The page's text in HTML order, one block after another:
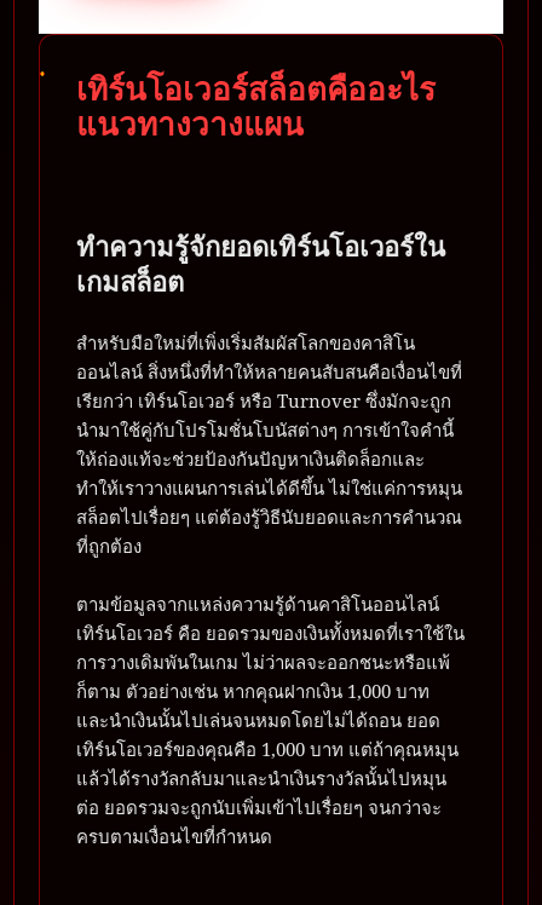
เทิร์นโอเวอร์สล็อตคืออะไร
แนวทางวางแผน
ทำความรู้จักยอดเทิร์นโอเวอร์ใน
เกมสล็อต
สำหรับมือใหม่ที่เพิ่งเริ่มสัมผัสโลกของคาสิโน
ออนไลน์ สิ่งหนึ่งที่ทำให้หลายคนสับสนคือเงื่อนไขที่
เรียกว่า เทิร์นโอเวอร์ หรือ Turnover ซึ่งมักจะถูก
นำมาใช้คู่กับโปรโมชั่นโบนัสต่างๆ การเข้าใจคำนี้
ให้ถ่องแท้จะช่วยป้องกันปัญหาเงินติดล็อกและ
ทำให้เราวางแผนการเล่นได้ดีขึ้น ไม่ใช่แค่การหมุน
สล็อตไปเรื่อยๆ แต่ต้องรู้วิธีนับยอดและการคำนวณ
ที่ถูกต้อง
ตามข้อมูลจากแหล่งความรู้ด้านคาสิโนออนไลน์
เทิร์นโอเวอร์ คือ ยอดรวมของเงินทั้งหมดที่เราใช้ใน
การวางเดิมพันในเกม ไม่ว่าผลจะออกชนะหรือแพ้
ก็ตาม ตัวอย่างเช่น หากคุณฝากเงิน 1,000 บาท
และนำเงินนั้นไปเล่นจนหมดโดยไม่ได้ถอน ยอด
เทิร์นโอเวอร์ของคุณคือ 1,000 บาท แต่ถ้าคุณหมุน
แล้วได้รางวัลกลับมาและนำเงินรางวัลนั้นไปหมุน
ต่อ ยอดรวมจะถูกนับเพิ่มเข้าไปเรื่อยๆ จนกว่าจะ
ครบตามเงื่อนไขที่กำหนด